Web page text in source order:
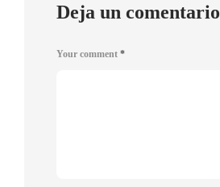
Deja un comentario
Your comment *